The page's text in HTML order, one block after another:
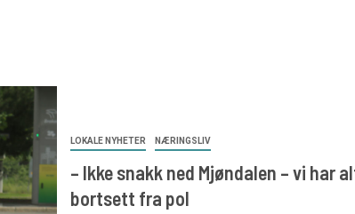
LOKALE NYHETER NÆRINGSLIV
– Ikke snakk ned Mjøndalen – vi har
bortsett fra pol